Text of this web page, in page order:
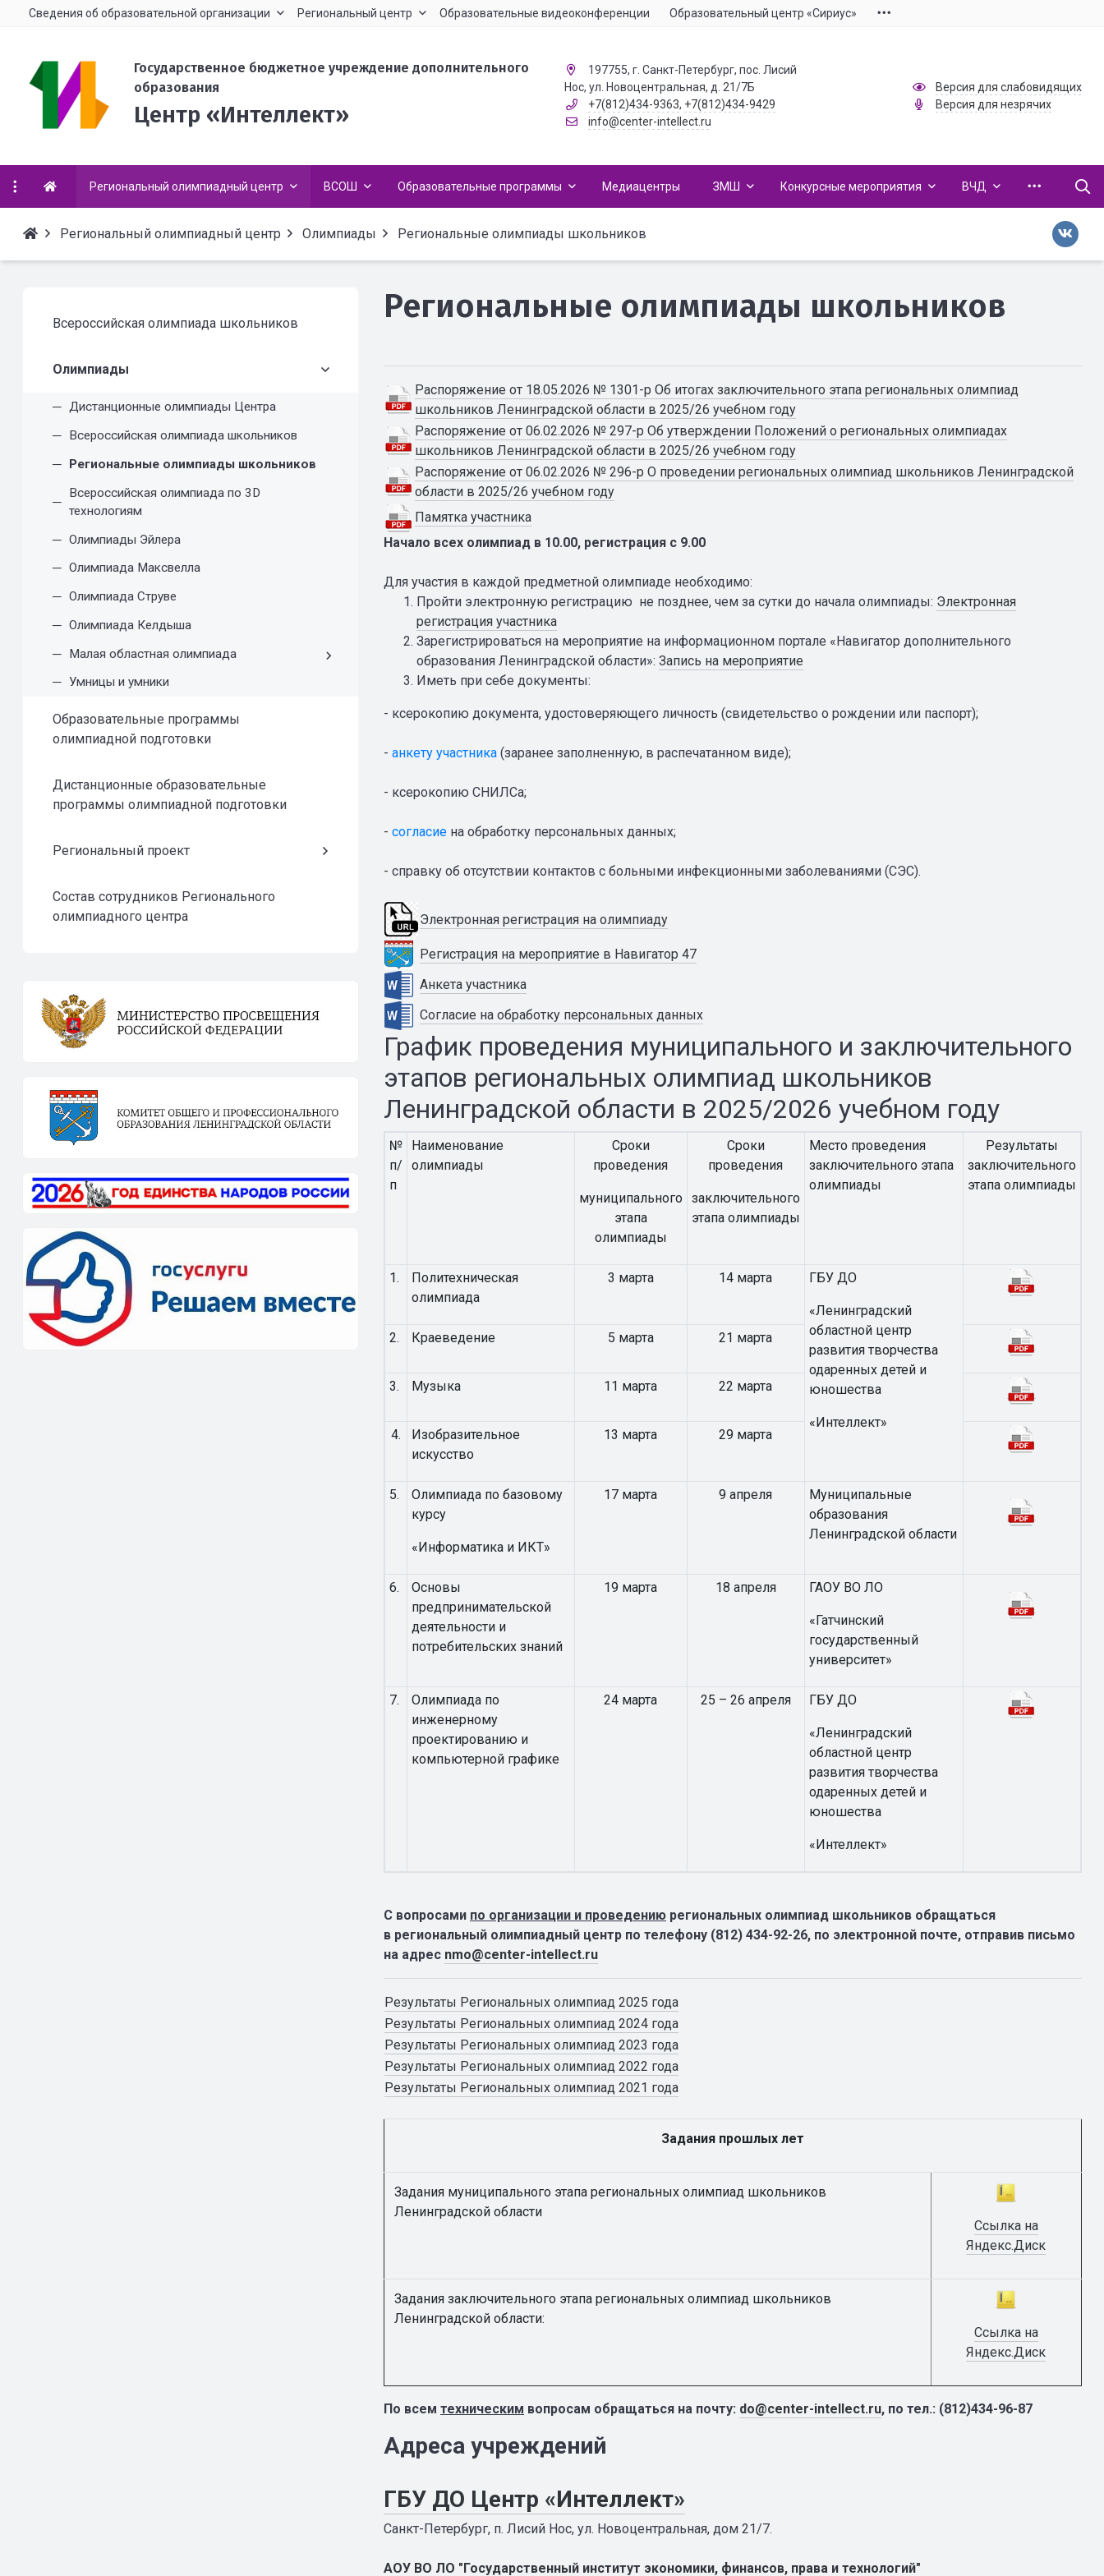
Сведения об образовательной организации Региональный центр Образовательные видеоконференции Образовательный центр «Сириус»
Государственное бюджетное учреждение дополнительного
образования
Центр «Интеллект»
197755, г. Санкт-Петербург, пос. Лисий
Нос, ул. Новоцентральная, д. 21/7Б
+7(812)434-9363, +7(812)434-9429
info@center-intellect.ru
Версия для слабовидящих
Версия для незрячих
Региональный олимпиадный центр ВСОШ Образовательные программы Медиацентры ЗМШ Конкурсные мероприятия ВЧД
Региональный олимпиадный центр Олимпиады Региональные олимпиады школьников
Всероссийская олимпиада школьников
Олимпиады
Дистанционные олимпиады Центра
Всероссийская олимпиада школьников
Региональные олимпиады школьников
Всероссийская олимпиада по 3D
технологиям
Олимпиады Эйлера
Олимпиада Максвелла
Олимпиада Струве
Олимпиада Келдыша
Малая областная олимпиада
Умницы и умники
Образовательные программы
олимпиадной подготовки
Дистанционные образовательные
программы олимпиадной подготовки
Региональный проект
Состав сотрудников Регионального
олимпиадного центра
Региональные олимпиады школьников
Распоряжение от 18.05.2026 № 1301-р Об итогах заключительного этапа региональных олимпиад
школьников Ленинградской области в 2025/26 учебном году
Распоряжение от 06.02.2026 № 297-р Об утверждении Положений о региональных олимпиадах
школьников Ленинградской области в 2025/26 учебном году
Распоряжение от 06.02.2026 № 296-р О проведении региональных олимпиад школьников Ленинградской
области в 2025/26 учебном году
Памятка участника
Начало всех олимпиад в 10.00, регистрация с 9.00
Для участия в каждой предметной олимпиаде необходимо:
Пройти электронную регистрацию не позднее, чем за сутки до начала олимпиады: Электронная
регистрация участника
Зарегистрироваться на мероприятие на информационном портале «Навигатор дополнительного
образования Ленинградской области»: Запись на мероприятие
Иметь при себе документы:
- ксерокопию документа, удостоверяющего личность (свидетельство о рождении или паспорт);
- анкету участника(заранее заполненную, в распечатанном виде);
- ксерокопию СНИЛСа;
- согласиена обработку персональных данных;
- справку об отсутствии контактов с больными инфекционными заболеваниями (СЭС).
Электронная регистрация на олимпиаду
Регистрация на мероприятие в Навигатор 47
Анкета участника
Согласие на обработку персональных данных
График проведения муниципального и заключительного
этапов региональных олимпиад школьников
Ленинградской области в 2025/2026 учебном году
№
п/
п
Наименование
олимпиады
Сроки
проведения
муниципального
этапа
олимпиады
Сроки
проведения
заключительного
этапа олимпиады
Место проведения
заключительного этапа
олимпиады
Результаты
заключительного
этапа олимпиады
1.
Политехническая
олимпиада
3 марта 14 марта ГБУ ДО
«Ленинградский
областной центр
развития творчества
одаренных детей и
юношества
«Интеллект»
2. Краеведение 5 марта 21 марта
3. Музыка 11 марта 22 марта
4.
Изобразительное
искусство
13 марта 29 марта
5.
Олимпиада по базовому
курсу
«Информатика и ИКТ»
17 марта 9 апреля
Муниципальные
образования
Ленинградской области
6.
Основы
предпринимательской
деятельности и
потребительских знаний
19 марта 18 апреля ГАОУ ВО ЛО
«Гатчинский
государственный
университет»
7.
Олимпиада по
инженерному
проектированию и
компьютерной графике
24 марта 25 – 26 апреля ГБУ ДО
«Ленинградский
областной центр
развития творчества
одаренных детей и
юношества
«Интеллект»
С вопросами по организации и проведениюрегиональных олимпиад школьников обращаться
в региональный олимпиадный центр по телефону (812) 434-92-26, по электронной почте, отправив письмо
на адрес nmo@center-intellect.ru
Результаты Региональных олимпиад 2025 года
Результаты Региональных олимпиад 2024 года
Результаты Региональных олимпиад 2023 года
Результаты Региональных олимпиад 2022 года
Результаты Региональных олимпиад 2021 года
Задания прошлых лет
Задания муниципального этапа региональных олимпиад школьников
Ленинградской области
Ссылка на
Яндекс.Диск
Задания заключительного этапа региональных олимпиад школьников
Ленинградской области:
Ссылка на
Яндекс.Диск
По всем техническим вопросам обращаться на почту: do@center-intellect.ru, по тел.: (812)434-96-87
Адреса учреждений
ГБУ ДО Центр «Интеллект»
Санкт-Петербург, п. Лисий Нос, ул. Новоцентральная, дом 21/7.
АОУ ВО ЛО "Государственный институт экономики, финансов, права и технологий"